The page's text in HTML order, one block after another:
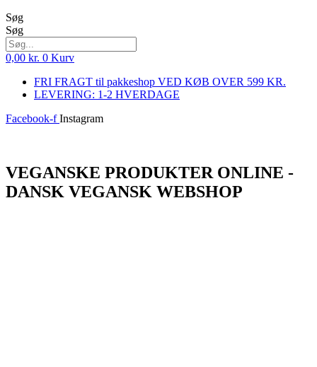
Søg
Søg
0,00 kr. 0 Kurv
FRI FRAGT til pakkeshop VED KØB OVER 599 KR.
LEVERING: 1-2 HVERDAGE
Facebook-f Instagram
VEGANSKE PRODUKTER ONLINE -
DANSK VEGANSK WEBSHOP